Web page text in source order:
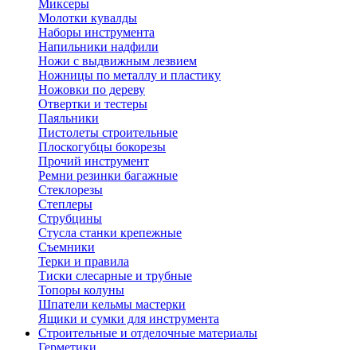
Миксеры
Молотки кувалды
Наборы инструмента
Напильники надфили
Ножи с выдвижным лезвием
Ножницы по металлу и пластику
Ножовки по дереву
Отвертки и тестеры
Паяльники
Пистолеты строительные
Плоскогубцы бокорезы
Прочий инструмент
Ремни резинки багажные
Стеклорезы
Степлеры
Струбцины
Стусла станки крепежные
Съемники
Терки и правила
Тиски слесарные и трубные
Топоры колуны
Шпатели кельмы мастерки
Ящики и сумки для инструмента
Строительные и отделочные материалы
Герметики